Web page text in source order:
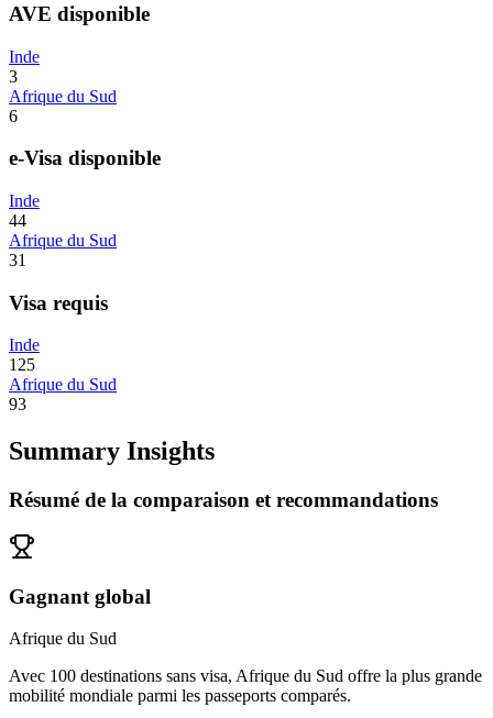
AVE disponible
Inde
3
Afrique du Sud
6
e-Visa disponible
Inde
44
Afrique du Sud
31
Visa requis
Inde
125
Afrique du Sud
93
Summary Insights
Résumé de la comparaison et recommandations
Gagnant global
Afrique du Sud
Avec 100 destinations sans visa, Afrique du Sud offre la plus grande
mobilité mondiale parmi les passeports comparés.